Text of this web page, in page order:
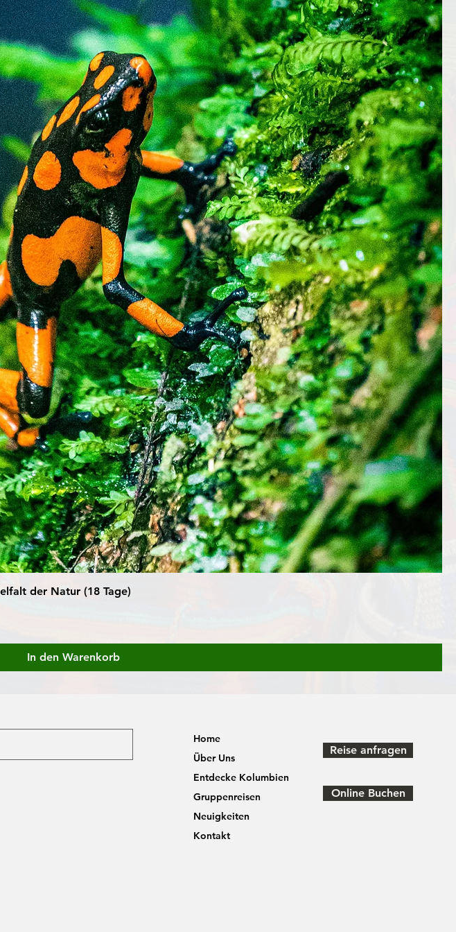
der Natur (18 Tage)
In den Warenkorb
Home
Über Uns
Entdecke Kolumbien
Gruppenreisen
Neuigkeiten
Kontakt
Reise anfragen
Online Buchen